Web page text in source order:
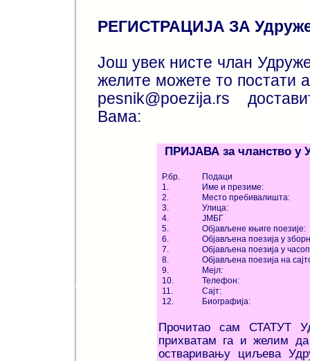
РЕГИСТРАЦИЈА ЗА
Још увек нисте члан
желите можете то постати
pesnik@poezija.rs
Вама:
ПРИЈАВА за чланство у
Р.бр.
Подаци
1.
Име и презиме:
2.
Место пребивалишта:
3.
Улица:
4.
ЈМБГ
5.
Објављене књиге поезије:
6.
Објављена поезија у
7.
Објављена поезија у
8.
Објављена поезија на
9.
Мејл:
10.
Телефон:
11.
Сајт:
12.
Биографија:
Прочитао сам СТАТУТ
прихватам га и желим
остваривању циљева